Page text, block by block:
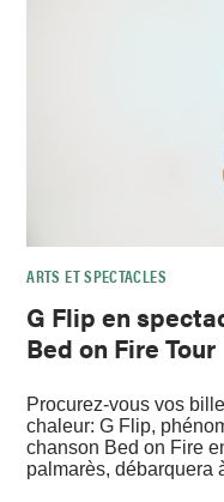
ARTS ET SPECTACLES
G Flip en
Bed on Fire Tour
Procurez-vous vos
chaleur: G Flip,
chanson Bed on Fire
palmarès, débarquera